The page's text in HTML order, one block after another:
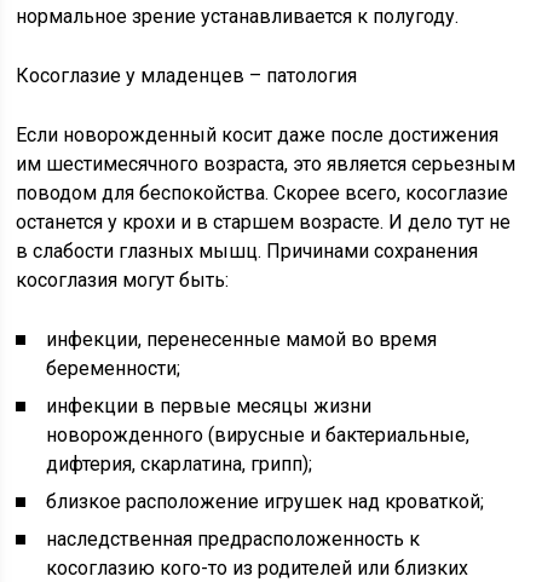
нормальное зрение устанавливается к полугоду.
Косоглазие у младенцев – патология
Если новорожденный косит даже после достижения
им шестимесячного возраста, это является серьезным
поводом для беспокойства. Скорее всего, косоглазие
останется у крохи и в старшем возрасте. И дело тут не
в слабости глазных мышц. Причинами сохранения
косоглазия могут быть:
инфекции, перенесенные мамой во время
беременности;
инфекции в первые месяцы жизни
новорожденного (вирусные и бактериальные,
дифтерия, скарлатина, грипп);
близкое расположение игрушек над кроваткой;
наследственная предрасположенность к
косоглазию кого-то из родителей или близких